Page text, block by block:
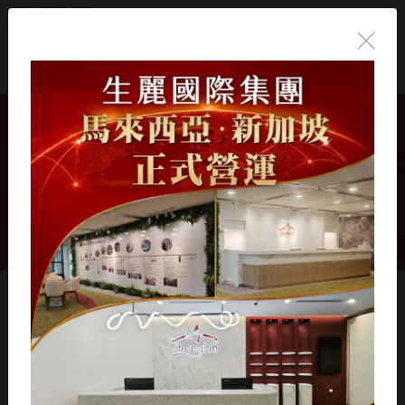
首頁/ 數位季刊/ 202206 數位季刊/ 防曬係數真的越高越好？
防曬係數真的越高越好？
# 上傳日期 描述 Download
2022-03-04 Download